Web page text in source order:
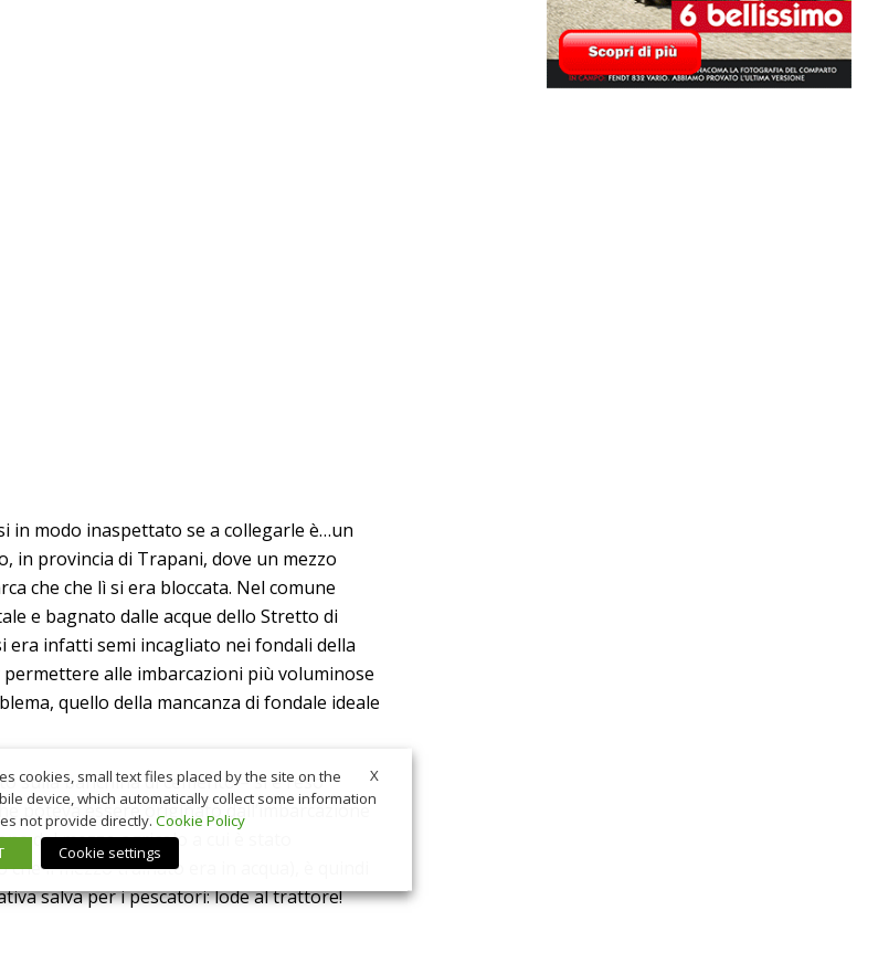
in modo inaspettato se a collegarle è…un
in provincia di Trapani, dove un mezzo
che che lì si era bloccata. Nel comune
e bagnato dalle acque dello Stretto di
era infatti semi incagliato nei fondali della
alle imbarcazioni più voluminose
quello della mancanza di fondale ideale
sulla banchina di cemento – si è reso
poteva essere originato dall’imbarcazione
del mezzo agricolo a cui è stato
il mezzo trainato era in acqua), è quindi
salva per i pescatori: lode al trattore!
X
cookies, small text files placed by the site on the
device, which automatically collect some information
not provide directly. Cookie Policy
Cookie settings